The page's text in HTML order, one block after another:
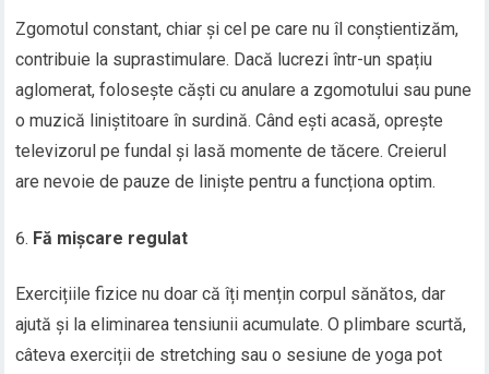
Zgomotul constant, chiar și cel pe care nu îl conștientizăm,
contribuie la suprastimulare. Dacă lucrezi într-un spațiu
aglomerat, folosește căști cu anulare a zgomotului sau pune
o muzică liniștitoare în surdină. Când ești acasă, oprește
televizorul pe fundal și lasă momente de tăcere. Creierul
are nevoie de pauze de liniște pentru a funcționa optim.
Fă mișcare regulat
Exercițiile fizice nu doar că îți mențin corpul sănătos, dar
ajută și la eliminarea tensiunii acumulate. O plimbare scurtă,
câteva exerciții de stretching sau o sesiune de yoga pot